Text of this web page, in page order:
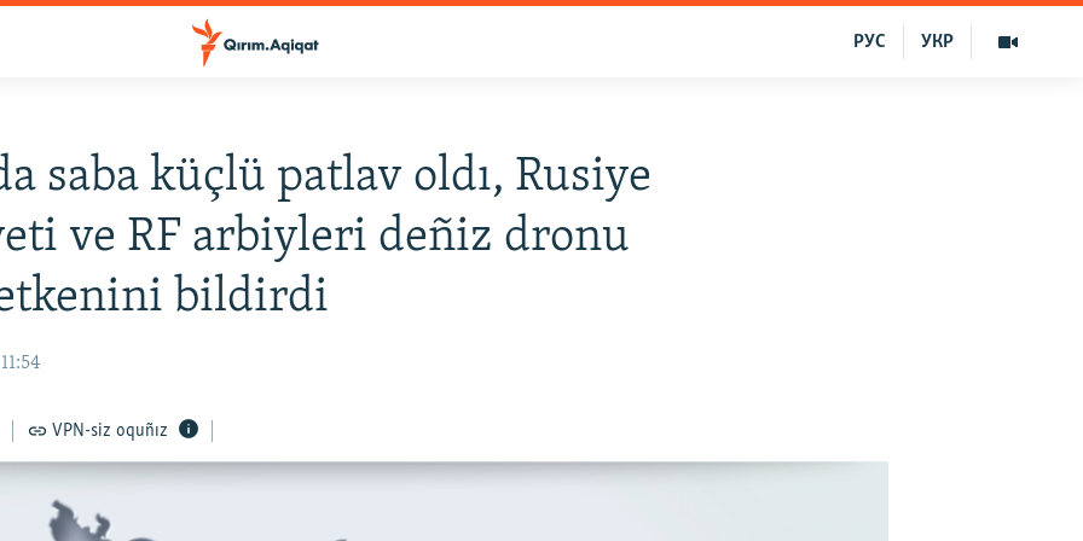
УКР
РУС
saba küçlü patlav oldı, Rusiye
ve RF arbiyleri deñiz dronu
bildirdi
VPN-siz oquñız